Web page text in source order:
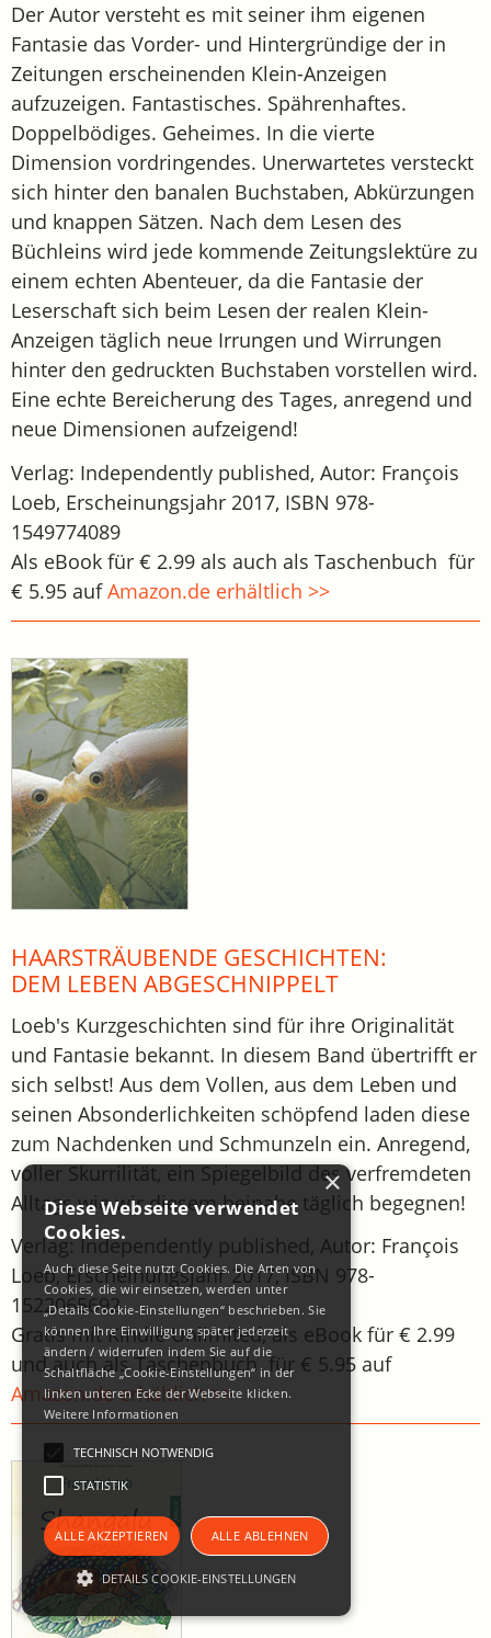
Der Autor versteht es mit seiner ihm eigenen
Fantasie das Vorder- und Hintergründige der in
Zeitungen erscheinenden Klein-Anzeigen
aufzuzeigen. Fantastisches. Spährenhaftes.
Doppelbödiges. Geheimes. In die vierte
Dimension vordringendes. Unerwartetes versteckt
sich hinter den banalen Buchstaben, Abkürzungen
und knappen Sätzen. Nach dem Lesen des
Büchleins wird jede kommende Zeitungslektüre zu
einem echten Abenteuer, da die Fantasie der
Leserschaft sich beim Lesen der realen Klein-
Anzeigen täglich neue Irrungen und Wirrungen
hinter den gedruckten Buchstaben vorstellen wird.
Eine echte Bereicherung des Tages, anregend und
neue Dimensionen aufzeigend!
Verlag: Independently published, Autor: François
Loeb, Erscheinungsjahr 2017, ISBN 978-
1549774089
Als eBook für € 2.99 als auch als Taschenbuch für
€ 5.95 aufAmazon.de erhältlich >>
HAARSTRÄUBENDE GESCHICHTEN:
DEM LEBEN ABGESCHNIPPELT
Loeb's Kurzgeschichten sind für ihre Originalität
und Fantasie bekannt. In diesem Band übertrifft er
sich selbst! Aus dem Vollen, aus dem Leben und
seinen Absonderlichkeiten schöpfend laden diese
zum Nachdenken und Schmunzeln ein. Anregend,
voller Skurrilität, ein Spiegelbild des verfremdeten
Alltags wie wir diesem beinahe täglich begegnen!
Verlag: Independently published, Autor: François
Loeb, Erscheinungsjahr 2017, ISBN 978-
1522065692
Gratis mit Kindle Unlimited, als eBook für € 2.99
und auch als Taschenbuch für € 5.95 auf
Amazon.de erhältlich >>
×
Diese Webseite verwendet
Cookies.
Auch diese Seite nutzt Cookies. Die Arten von
Cookies, die wir einsetzen, werden unter
„Details Cookie-Einstellungen“ beschrieben. Sie
können Ihre Einwilligung später jederzeit
ändern / widerrufen indem Sie auf die
Schaltfläche „Cookie-Einstellungen“ in der
linken unteren Ecke der Webseite klicken.
Weitere Informationen
TECHNISCH NOTWENDIG
STATISTIK
ALLE AKZEPTIEREN ALLE ABLEHNEN
DETAILS COOKIE-EINSTELLUNGEN